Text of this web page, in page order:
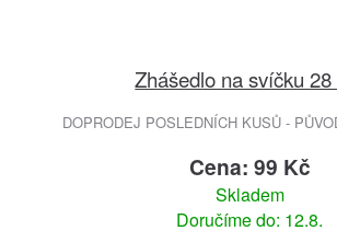
Zhášedlo na svíčku
DOPRODEJ POSLEDNÍCH KUSŮ -
Cena: 99 Kč
Skladem
Doručíme do: 12.8.